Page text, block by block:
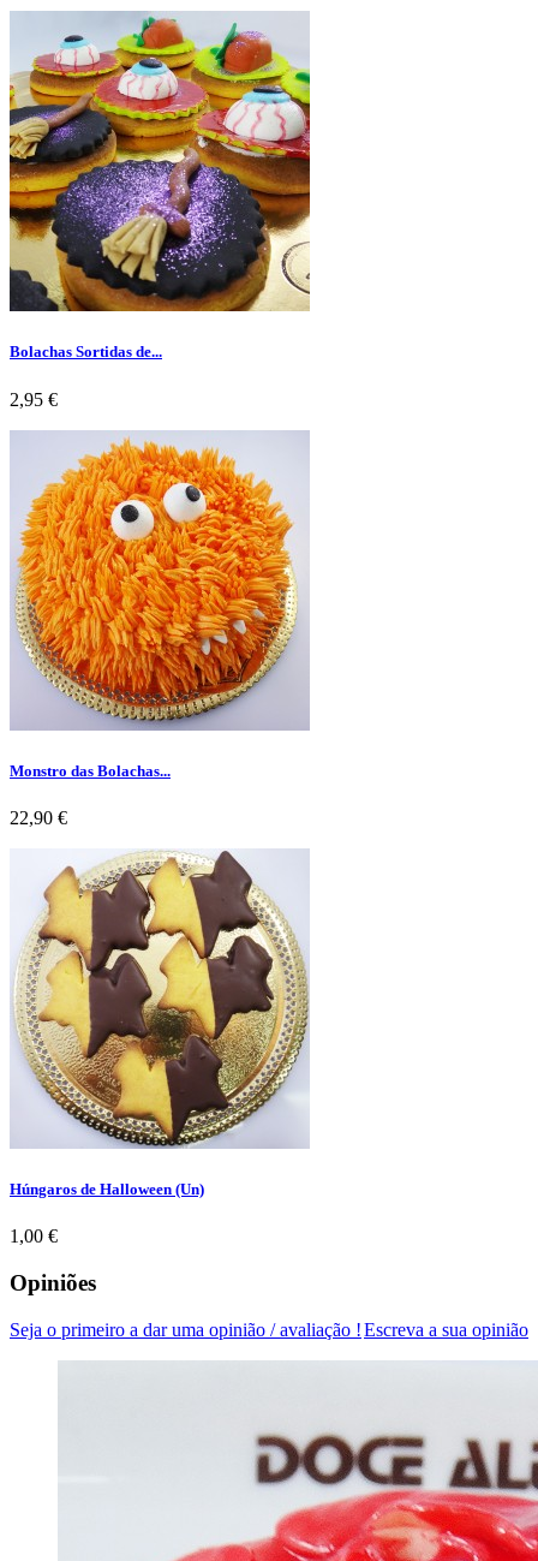
Bolachas Sortidas de...
Preço
2,95 €
Monstro das Bolachas...
Preço
22,90 €
Húngaros de Halloween (Un)
Preço
1,00 €
Opiniões
Escreva a sua opinião
Seja o primeiro a dar uma opinião / avaliação !